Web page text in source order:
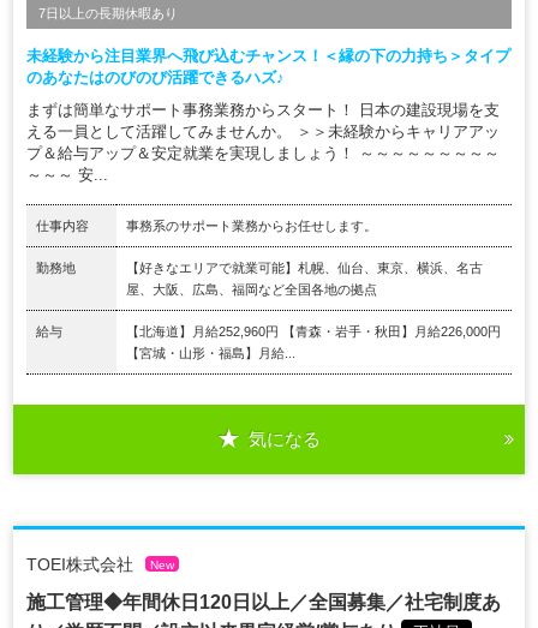
7日以上の長期休暇あり
未経験から注目業界へ飛び込むチャンス！＜縁の下の力持ち＞タイプ
のあなたはのびのび活躍できるハズ♪
まずは簡単なサポート事務業務からスタート！ 日本の建設現場を支
える一員として活躍してみませんか。 ＞＞未経験からキャリアアッ
プ＆給与アップ＆安定就業を実現しましょう！ ～～～～～～～～～
～～～ 安...
仕事内容 事務系のサポート業務からお任せします。
勤務地
【好きなエリアで就業可能】札幌、仙台、東京、横浜、名古
屋、大阪、広島、福岡など全国各地の拠点
給与
【北海道】月給252,960円 【青森・岩手・秋田】月給226,000円
【宮城・山形・福島】月給...
気になる
TOEI株式会社 New
施工管理◆年間休日120日以上／全国募集／社宅制度あ